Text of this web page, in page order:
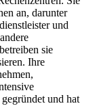
an, darunter
und
sie
Ihre
und hat